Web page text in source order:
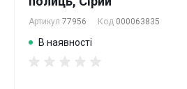
Артикул 77956 Код 000063835
В наявності